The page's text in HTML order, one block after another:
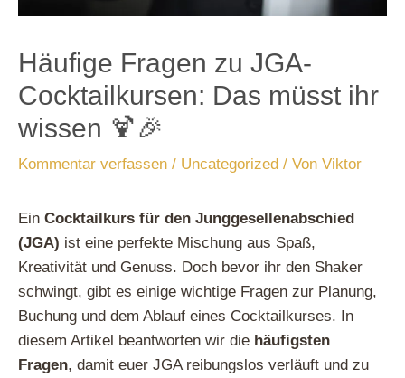
Häufige Fragen zu JGA-
Cocktailkursen: Das müsst ihr
wissen 🍹🎉
Kommentar verfassen / Uncategorized / Von Viktor
Ein Cocktailkurs für den Junggesellenabschied
(JGA) ist eine perfekte Mischung aus Spaß,
Kreativität und Genuss. Doch bevor ihr den Shaker
schwingt, gibt es einige wichtige Fragen zur Planung,
Buchung und dem Ablauf eines Cocktailkurses. In
diesem Artikel beantworten wir die häufigsten
Fragen, damit euer JGA reibungslos verläuft und zu